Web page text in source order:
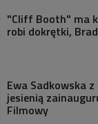
"Cliff Booth" ma
robi dokrętki,
Ewa Sadkowska
jesienią
Filmowy